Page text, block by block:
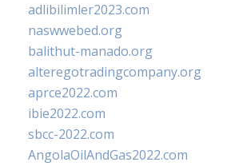
adlibilimler2023.com
naswwebed.org
balithut-manado.org
alteregotradingcompany.org
aprce2022.com
ibie2022.com
sbcc-2022.com
AngolaOilAndGas2022.com